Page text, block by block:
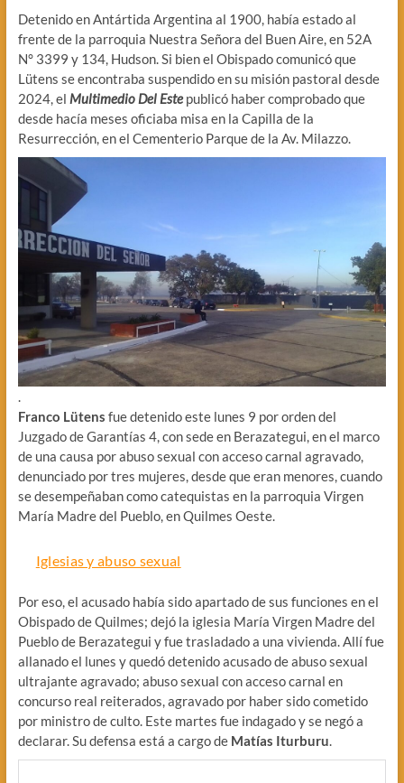
Detenido en Antártida Argentina al 1900, había estado al
frente de la parroquia Nuestra Señora del Buen Aire, en 52A
N° 3399 y 134, Hudson. Si bien el Obispado comunicó que
Lütens se encontraba suspendido en su misión pastoral desde
2024, el Multimedio Del Estepublicó haber comprobado que
desde hacía meses oficiaba misa en la Capilla de la
Resurrección, en el Cementerio Parque de la Av. Milazzo.
.
Franco Lütens fue detenido este lunes 9 por orden del
Juzgado de Garantías 4, con sede en Berazategui, en el marco
de una causa por abuso sexual con acceso carnal agravado,
denunciado por tres mujeres, desde que eran menores, cuando
se desempeñaban como catequistas en la parroquia Virgen
María Madre del Pueblo, en Quilmes Oeste.
Iglesias y abuso sexual
Por eso, el acusado había sido apartado de sus funciones en el
Obispado de Quilmes; dejó la iglesia María Virgen Madre del
Pueblo de Berazategui y fue trasladado a una vivienda. Allí fue
allanado el lunes y quedó detenido acusado de abuso sexual
ultrajante agravado; abuso sexual con acceso carnal en
concurso real reiterados, agravado por haber sido cometido
por ministro de culto. Este martes fue indagado y se negó a
declarar. Su defensa está a cargo de Matías Iturburu.